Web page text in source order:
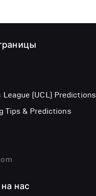
League (UCL) Predictions
Tips & Predictions
нас